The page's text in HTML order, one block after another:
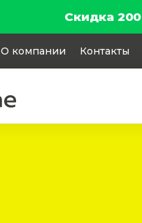
Скидка
О компании Контакты